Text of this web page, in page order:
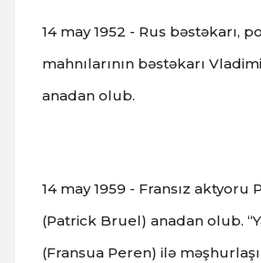
14 may 1952 - Rus bəstəkarı,
mahnılarının bəstəkarı
anadan olub.
14 may 1959 - Fransız aktyoru
(Patrick Bruel) anadan olub.
(Fransua Peren) ilə